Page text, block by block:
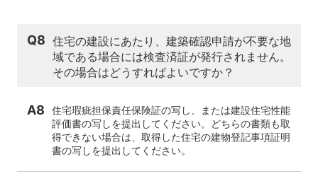
Q8 住宅の建設にあたり、建築確認申請が不要な地
域である場合には検査済証が発行されません。
その場合はどうすればよいですか？
A8
住宅瑕疵担保責任保険証の写し、または建設住宅性能
評価書の写しを提出してください。どちらの書類も取
得できない場合は、取得した住宅の建物登記事項証明
書の写しを提出してください。